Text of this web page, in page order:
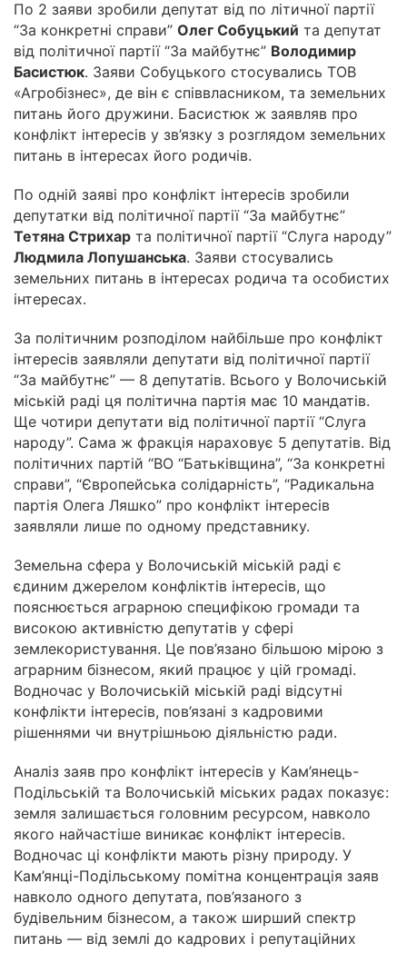
По 2 заяви зробили депутат від по літичної партії
“За конкретні справи” Олег Собуцький та депутат
від політичної партії “За майбутнє” Володимир
Басистюк. Заяви Собуцького стосувались ТОВ
«Агробізнес», де він є співвласником, та земельних
питань його дружини. Басистюк ж заявляв про
конфлікт інтересів у зв’язку з розглядом земельних
питань в інтересах його родичів.
По одній заяві про конфлікт інтересів зробили
депутатки від політичної партії “За майбутнє”
Тетяна Стрихар та політичної партії “Слуга народу”
Людмила Лопушанська. Заяви стосувались
земельних питань в інтересах родича та особистих
інтересах.
За політичним розподілом найбільше про конфлікт
інтересів заявляли депутати від політичної партії
“За майбутнє” — 8 депутатів. Всього у Волочиській
міській раді ця політична партія має 10 мандатів.
Ще чотири депутати від політичної партії “Слуга
народу”. Сама ж фракція нараховує 5 депутатів. Від
політичних партій “ВО “Батьківщина”, “За конкретні
справи”, “Європейська солідарність”, “Радикальна
партія Олега Ляшко” про конфлікт інтересів
заявляли лише по одному представнику.
Земельна сфера у Волочиській міській раді є
єдиним джерелом конфліктів інтересів, що
пояснюється аграрною специфікою громади та
високою активністю депутатів у сфері
землекористування. Це пов’язано більшою мірою з
аграрним бізнесом, який працює у цій громаді.
Водночас у Волочиській міській раді відсутні
конфлікти інтересів, пов’язані з кадровими
рішеннями чи внутрішньою діяльністю ради.
Аналіз заяв про конфлікт інтересів у Кам’янець-
Подільській та Волочиській міських радах показує:
земля залишається головним ресурсом, навколо
якого найчастіше виникає конфлікт інтересів.
Водночас ці конфлікти мають різну природу. У
Кам’янці-Подільському помітна концентрація заяв
навколо одного депутата, пов’язаного з
будівельним бізнесом, а також ширший спектр
питань — від землі до кадрових і репутаційних